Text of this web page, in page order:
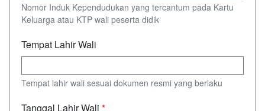
Nomor Induk Kependudukan yang tercantum pada Kartu
Keluarga atau KTP wali peserta didik
Tempat Lahir Wali
Tempat lahir wali sesuai dokumen resmi yang berlaku
Tanggal Lahir Wali *